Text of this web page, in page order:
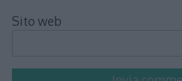
Sito web